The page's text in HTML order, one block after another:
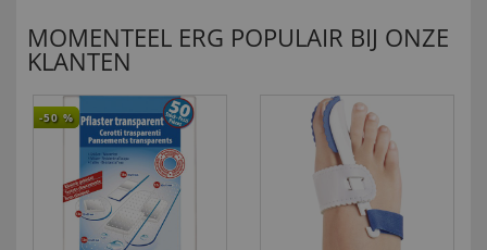
MOMENTEEL ERG POPULAIR BIJ ONZE
KLANTEN
-50 %